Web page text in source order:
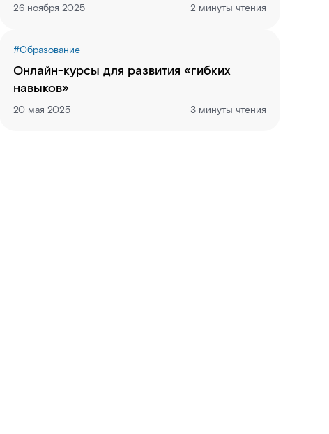
26 ноября 2025 2 минуты чтения
#Образование
Онлайн-курсы для развития «гибких
навыков»
20 мая 2025 3 минуты чтения